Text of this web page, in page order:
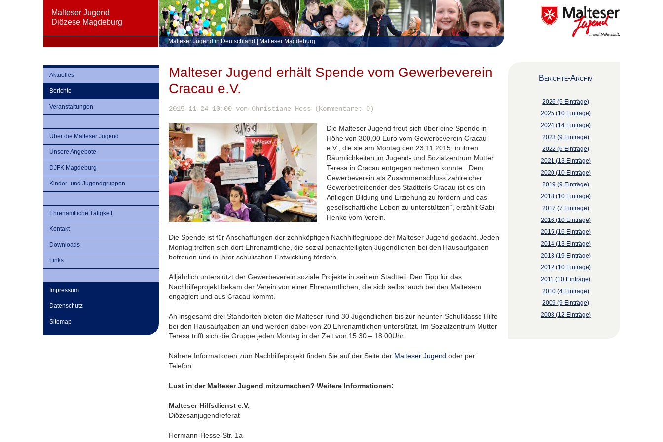
Malteser Jugend
Diözese Magdeburg
Malteser Jugend in Deutschland| Malteser Magdeburg
Aktuelles
Berichte
Veranstaltungen
Über die Malteser Jugend
Unsere Angebote
DJFK Magdeburg
Kinder- und Jugendgruppen
Ehrenamtliche Tätigkeit
Kontakt
Downloads
Links
Impressum
Datenschutz
Sitemap
Malteser Jugend erhält Spende vom Gewerbeverein
Cracau e.V.
2015-11-24 10:00von Christiane Hess (Kommentare: 0)
Die Malteser Jugend freut sich über eine Spende in
Höhe von 300,00 Euro vom Gewerbeverein Cracau
e.V., die sie am Montag den 23.11.2015, in ihren
Räumlichkeiten im Jugend- und Sozialzentrum Mutter
Teresa in Cracau entgegen nehmen konnte. „Dem
Gewerbeverein als Zusammenschluss zahlreicher
Gewerbetreibender des Stadtteils Cracau ist es ein
Anliegen Bildung und Erziehung zu fördern und das
gesellschaftliche Leben zu unterstützen“, erzählt Gabi
Henke vom Verein.
Die Spende ist für Anschaffungen der zehnköpfigen Nachhilfegruppe der Malteser Jugend gedacht. Jeden
Montag treffen sich dort Ehrenamtliche, die sozial benachteiligten Jugendlichen bei den Hausaufgaben
betreuen und in ihrer schulischen Entwicklung fördern.
Alljährlich unterstützt der Gewerbeverein soziale Projekte in seinem Stadtteil. Den Tipp für das
Nachhilfeprojekt bekam der Verein von einer Ehrenamtlichen, die sich selbst auch bei den Maltesern
engagiert und aus Cracau kommt.
An insgesamt drei Standorten bieten die Malteser rund 30 Jugendlichen bis zur neunten Schulklasse Hilfe
bei den Hausaufgaben an und werden dabei von 20 Ehrenamtlichen unterstützt. Im Sozialzentrum Mutter
Teresa trifft sich die Gruppe jeden Montag in der Zeit von 15.30 – 18.00Uhr.
Nähere Informationen zum Nachhilfeprojekt finden Sie auf der Seite der Malteser Jugend oder per
Telefon.
Lust in der Malteser Jugend mitzumachen? Weitere Informationen:
Malteser Hilfsdienst e.V.
Diözesanjugendreferat
Hermann-Hesse-Str. 1a
Berichte-Archiv
2026 (5 Einträge)
2025 (10 Einträge)
2024 (14 Einträge)
2023 (9 Einträge)
2022 (6 Einträge)
2021 (13 Einträge)
2020 (10 Einträge)
2019 (9 Einträge)
2018 (10 Einträge)
2017 (7 Einträge)
2016 (10 Einträge)
2015 (16 Einträge)
2014 (13 Einträge)
2013 (19 Einträge)
2012 (10 Einträge)
2011 (10 Einträge)
2010 (4 Einträge)
2009 (9 Einträge)
2008 (12 Einträge)